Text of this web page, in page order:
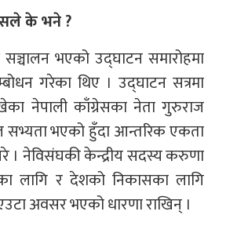
के भने ?
भएको उद्घाटन समारोहमा
गरेका थिए । उद्घाटन सत्रमा
नेपाली काँग्रेसका नेता गुरुराज
सभ्यता भएको हुँदा आन्तरिक एकता
। नेविसंघकी केन्द्रीय सदस्य करुणा
लागि र देशको निकासका लागि
अवसर भएको धारणा राखिन् ।